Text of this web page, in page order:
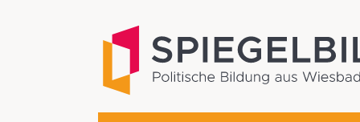
Spiegelbild – Politische